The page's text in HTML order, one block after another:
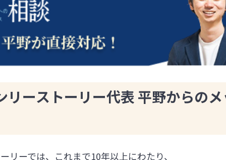
リーストーリー代表 平野からの
リーでは、これまで10年以上にわたり、